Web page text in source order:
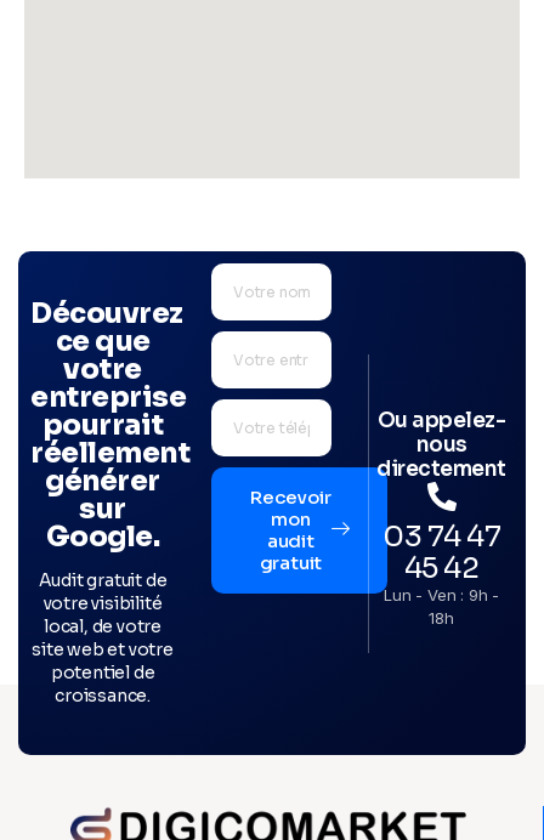
Découvrez
ce que
votre
entreprise
pourrait
réellement
générer
sur
Google.
Audit gratuit de
votre visibilité
local, de votre
site web et votre
potentiel de
croissance.
Recevoir
mon
audit
gratuit
Ou appelez-
nous
directement
03 74 47
45 42
Lun - Ven : 9h -
18h